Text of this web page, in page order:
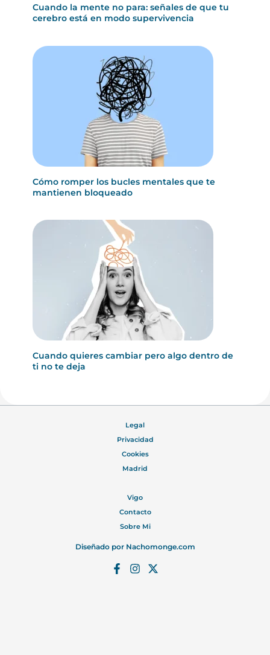
Cuando la mente no para: señales de que tu
cerebro está en modo supervivencia
Cómo romper los bucles mentales que te
mantienen bloqueado
Cuando quieres cambiar pero algo dentro de
ti no te deja
Legal
Privacidad
Cookies
Madrid
Vigo
Contacto
Sobre Mi
Diseñado por Nachomonge.com